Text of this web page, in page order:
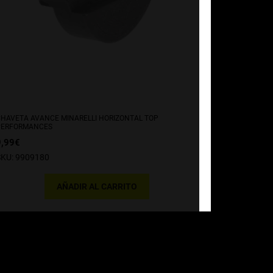
AVANCE MINARELLI HORIZONTAL TOP
€
9909180